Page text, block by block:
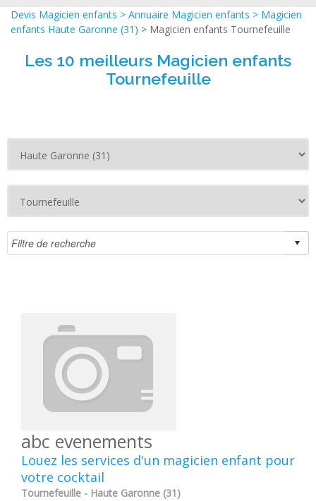
Devis Magicien enfants > Annuaire Magicien enfants > Magicien
enfants Haute Garonne (31) > Magicien enfants Tournefeuille
Les 10 meilleurs Magicien enfants
Tournefeuille
abc evenements
Louez les services d'un magicien enfant pour
votre cocktail
Tournefeuille - Haute Garonne (31)